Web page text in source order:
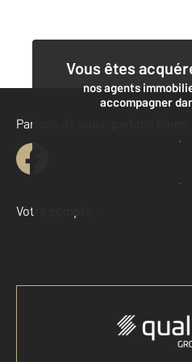
Vous êtes
nos agents
accompagner
Contacter
Demander
Parlons de vous, parlons biens
Votre compte :
Accéder à